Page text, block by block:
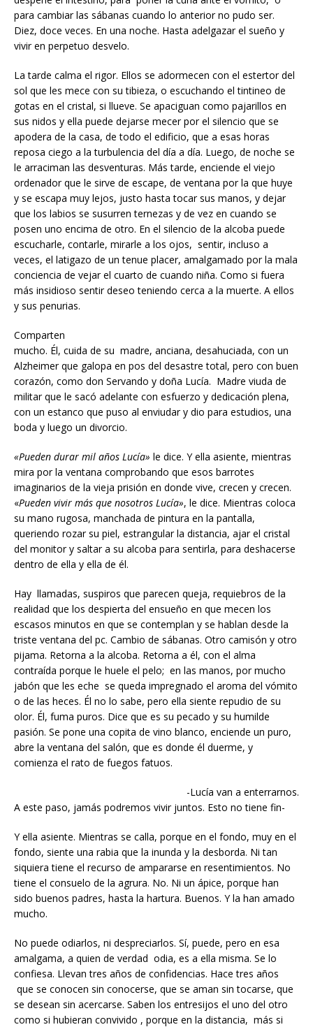
para cambiar las sábanas cuando lo anterior no pudo ser.
Diez, doce veces. En una noche. Hasta adelgazar el sueño y
vivir en perpetuo desvelo.
La tarde calma el rigor. Ellos se adormecen con el estertor del
sol que les mece con su tibieza, o escuchando el tintineo de
gotas en el cristal, si llueve. Se apaciguan como pajarillos en
sus nidos y ella puede dejarse mecer por el silencio que se
apodera de la casa, de todo el edificio, que a esas horas
reposa ciego a la turbulencia del día a día. Luego, de noche se
le arraciman las desventuras. Más tarde, enciende el viejo
ordenador que le sirve de escape, de ventana por la que huye
y se escapa muy lejos, justo hasta tocar sus manos, y dejar
que los labios se susurren ternezas y de vez en cuando se
posen uno encima de otro. En el silencio de la alcoba puede
escucharle, contarle, mirarle a los ojos, sentir, incluso a
veces, el latigazo de un tenue placer, amalgamado por la mala
conciencia de vejar el cuarto de cuando niña. Como si fuera
más insidioso sentir deseo teniendo cerca a la muerte. A ellos
y sus penurias.
Comparten
mucho. Él, cuida de su madre, anciana, desahuciada, con un
Alzheimer que galopa en pos del desastre total, pero con buen
corazón, como don Servando y doña Lucía. Madre viuda de
militar que le sacó adelante con esfuerzo y dedicación plena,
con un estanco que puso al enviudar y dio para estudios, una
boda y luego un divorcio.
«Pueden durar mil años Lucía» le dice. Y ella asiente, mientras
mira por la ventana comprobando que esos barrotes
imaginarios de la vieja prisión en donde vive, crecen y crecen.
«Pueden vivir más que nosotros Lucía», le dice. Mientras coloca
su mano rugosa, manchada de pintura en la pantalla,
queriendo rozar su piel, estrangular la distancia, ajar el cristal
del monitor y saltar a su alcoba para sentirla, para deshacerse
dentro de ella y ella de él.
Hay llamadas, suspiros que parecen queja, requiebros de la
realidad que los despierta del ensueño en que mecen los
escasos minutos en que se contemplan y se hablan desde la
triste ventana del pc. Cambio de sábanas. Otro camisón y otro
pijama. Retorna a la alcoba. Retorna a él, con el alma
contraída porque le huele el pelo; en las manos, por mucho
jabón que les eche se queda impregnado el aroma del vómito
o de las heces. Él no lo sabe, pero ella siente repudio de su
olor. Él, fuma puros. Dice que es su pecado y su humilde
pasión. Se pone una copita de vino blanco, enciende un puro,
abre la ventana del salón, que es donde él duerme, y
comienza el rato de fuegos fatuos.
-Lucía van a enterrarnos.
A este paso, jamás podremos vivir juntos. Esto no tiene fin-
Y ella asiente. Mientras se calla, porque en el fondo, muy en el
fondo, siente una rabia que la inunda y la desborda. Ni tan
siquiera tiene el recurso de ampararse en resentimientos. No
tiene el consuelo de la agrura. No. Ni un ápice, porque han
sido buenos padres, hasta la hartura. Buenos. Y la han amado
mucho.
No puede odiarlos, ni despreciarlos. Sí, puede, pero en esa
amalgama, a quien de verdad odia, es a ella misma. Se lo
confiesa. Llevan tres años de confidencias. Hace tres años
que se conocen sin conocerse, que se aman sin tocarse, que
se desean sin acercarse. Saben los entresijos el uno del otro
como si hubieran convivido , porque en la distancia, más si